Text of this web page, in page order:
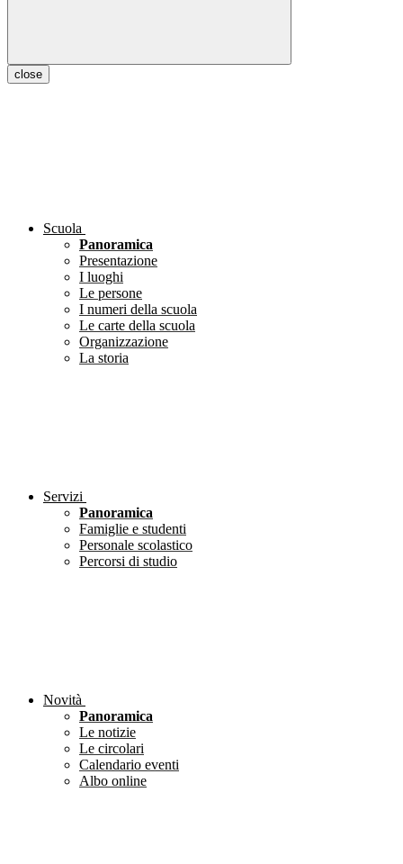
close
Scuola
Panoramica
Presentazione
I luoghi
Le persone
I numeri della scuola
Le carte della scuola
Organizzazione
La storia
Servizi
Panoramica
Famiglie e studenti
Personale scolastico
Percorsi di studio
Novità
Panoramica
Le notizie
Le circolari
Calendario eventi
Albo online